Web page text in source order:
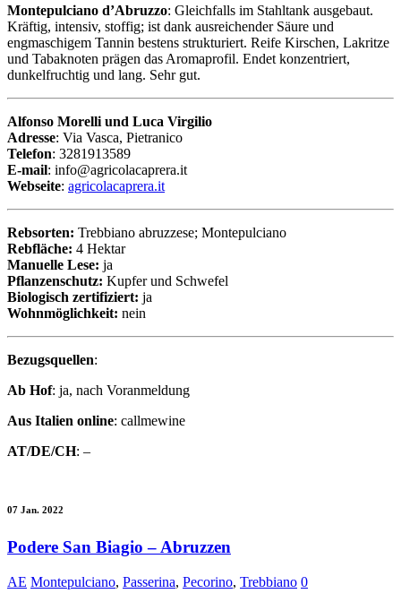
Montepulciano d’Abruzzo: Gleichfalls im Stahltank ausgebaut.
Kräftig, intensiv, stoffig; ist dank ausreichender Säure und
engmaschigem Tannin bestens strukturiert. Reife Kirschen, Lakritze
und Tabaknoten prägen das Aromaprofil. Endet konzentriert,
dunkelfruchtig und lang. Sehr gut.
Alfonso Morelli und Luca Virgilio
Adresse: Via Vasca, Pietranico
Telefon: 3281913589
E-mail: info@agricolacaprera.it
Webseite: agricolacaprera.it
Rebsorten: Trebbiano abruzzese; Montepulciano
Rebfläche: 4 Hektar
Manuelle Lese: ja
Pflanzenschutz: Kupfer und Schwefel
Biologisch zertifiziert: ja
Wohnmöglichkeit: nein
Bezugsquellen:
Ab Hof: ja, nach Voranmeldung
Aus Italien online: callmewine
AT/DE/CH: –
07 Jan. 2022
Podere San Biagio – Abruzzen
AE Montepulciano, Passerina, Pecorino, Trebbiano 0